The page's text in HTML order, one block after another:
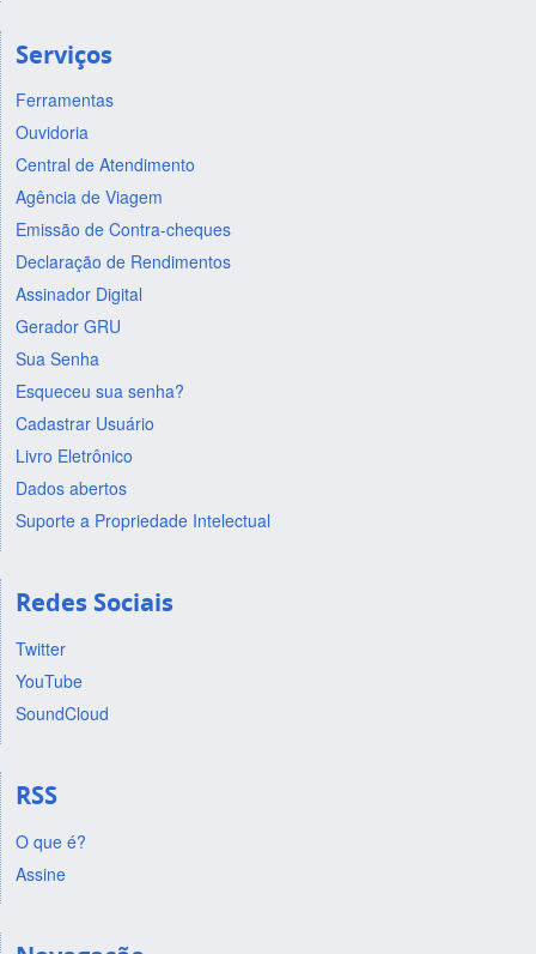
Serviços
Ferramentas
Ouvidoria
Central de Atendimento
Agência de Viagem
Emissão de Contra-cheques
Declaração de Rendimentos
Assinador Digital
Gerador GRU
Sua Senha
Esqueceu sua senha?
Cadastrar Usuário
Livro Eletrônico
Dados abertos
Suporte a Propriedade Intelectual
Redes Sociais
Twitter
YouTube
SoundCloud
RSS
O que é?
Assine